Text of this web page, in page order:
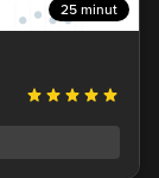
25 minut